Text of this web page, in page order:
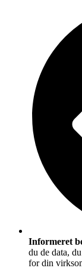
Informeret
du de data,
for din